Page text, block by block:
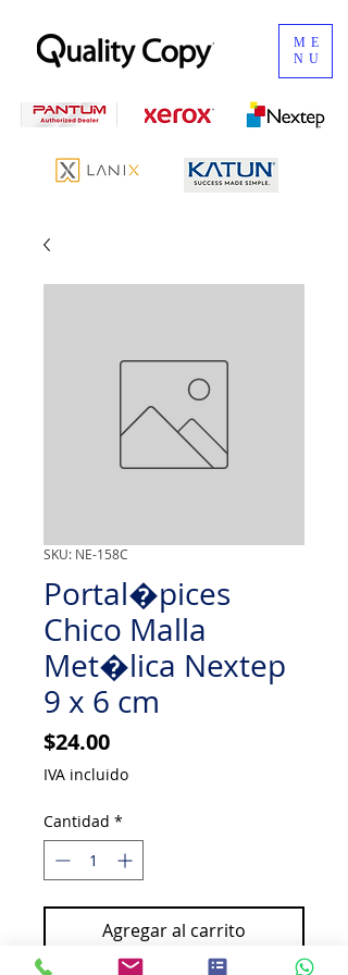
ME
NU
SKU: NE-158C
Portal�pices
Chico Malla
Met�lica Nextep
9 x 6 cm
$24.00Precio
IVA incluido
Cantidad *
Agregar al carrito